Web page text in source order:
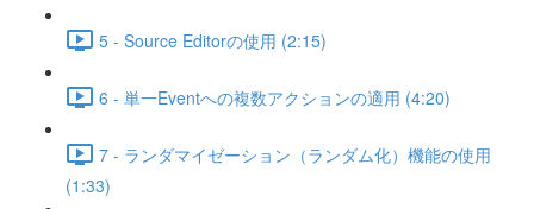
5 - Source Editorの使用 (2:15)
6 - 単一Eventへの複数アクションの適用 (4:20)
7 - ランダマイゼーション（ランダム化）機能の使用
(1:33)